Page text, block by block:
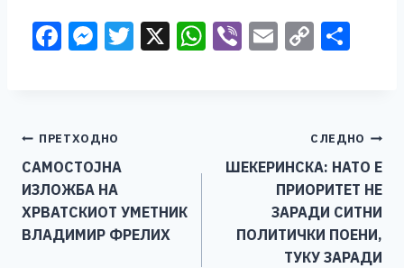
F
b
o
o
k
M
n
g
er
T X W Vi E C
Li
n
k
Навигација
на
напис
ПРЕТХОДНО
САМОСТОЈНА
ИЗЛОЖБА НА
ХРВАТСКИОТ УМЕТНИК
ВЛАДИМИР ФРЕЛИХ
СЛЕДНО
ШЕКЕРИНСКА: НАТО Е
ПРИОРИТЕТ НЕ
ЗАРАДИ СИТНИ
ПОЛИТИЧКИ ПОЕНИ,
ТУКУ ЗАРАДИ